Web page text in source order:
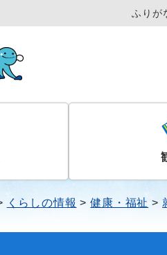
ふりが
くらしの情報 健康・福祉